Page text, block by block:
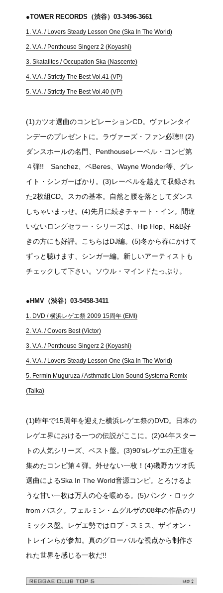
●TOWER RECORDS（渋谷）03-3496-3661
1. V.A. / Lovers Steady Lesson One (Ska In The World)
2. V.A. / Penthouse Singerz 2 (Koyashi)
3. Skatalites / Occupation Ska (Nascente)
4. V.A. / Strictly The Best Vol.41 (VP)
5. V.A. / Strictly The Best Vol.40 (VP)
(1)カツオ選曲のコンピレーションCD。ヴァレンタイ
ンデーのプレゼントに。ラヴァーズ・ファン必聴!! (2)
ダンスホールの名門、Penthouseレーベル・コンピ第
４弾!! Sanchez、ベBeres、Wayne Wonder等、グレ
イト・シンガーばかり。(3)レーベルを越えて収録され
た2枚組CD。スカの基本。自然と腰を落としてダンス
しちゃいまっせ。(4)先月に続きチャート・イン。間違
いないロングセラー・シリーズは、Hip Hop、R&B好
きの方にも好評。こちらはDJ編。(5)冬から春にかけて
ずっと聴けます、シンガー編。新しいアーティストも
チェックして下さい。ソウル・マインドたっぷり。
●HMV（渋谷）03-5458-3411
1. DVD / 横浜レゲエ祭 2009 15周年 (EMI)
2. V.A. / Covers Best (Victor)
3. V.A. / Penthouse Singerz 2 (Koyashi)
4. V.A. / Lovers Steady Lesson One (Ska In The World)
5. Fermin Muguruza / Asthmatic Lion Sound Systema Remix
(Talka)
(1)昨年で15周年を迎えた横浜レゲエ祭のDVD。日本の
レゲエ界における一つの伝説がここに。(2)04年スター
トの人気シリーズ、ベスト盤。(3)90'sレゲエの王道を
集めたコンピ第４弾。外せない一枚！(4)磯野カツオ氏
選曲によるSka In The World音源コンピ。とろけるよ
うな甘い一枚は万人の心を暖める。(5)パンク・ロック
from バスク。フェルミン・ムグルザの08年の作品のリ
ミックス盤。レゲエ勢ではロブ・スミス、ザイオン・
トレインらが参加。真のグローバルな視点から制作さ
れた世界を感じる一枚だ!!